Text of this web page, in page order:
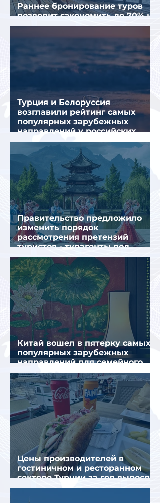
Раннее бронирование туров
позволит сэкономить до 70% на
летнем отдыхе — АТОР
Турция и Белоруссия
возглавили рейтинг самых
популярных зарубежных
направлений у российских
туристов летом
Правительство предложило
изменить порядок
рассмотрения претензий
туристов - турагенты под
ударом!
Китай вошел в пятерку самых
популярных зарубежных
направлений для семейного
отдыха летом
Цены производителей в
гостиничном и ресторанном
секторе Турции за год выросли
почти на 32%